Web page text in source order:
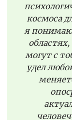
космоса
я
могут с
удел